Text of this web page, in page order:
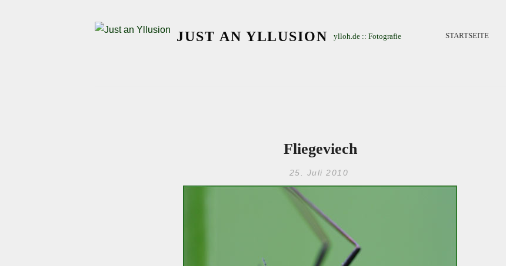
JUST AN YLLUSION ylloh.de :: Fotografie STARTSEITE
Fliegeviech
25. Juli 2010